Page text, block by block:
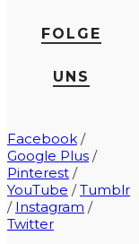
FOLGE
UNS
Facebook /
Google Plus /
Pinterest /
YouTube /Tumblr
/ Instagram /
Twitter